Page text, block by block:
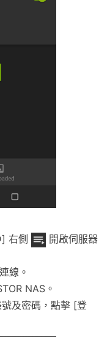
右側
開啟伺服器
線。
NAS。
及密碼，點擊 [登